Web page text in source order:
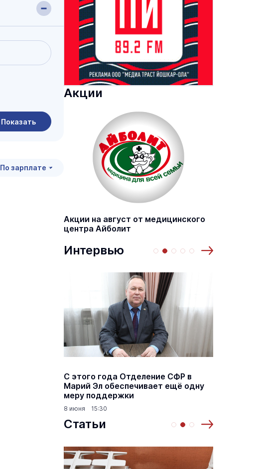
Показать
По зарплате
Акции
Акции на август от медицинского
центра Айболит
Интервью
С этого года Отделение СФР в
Марий Эл обеспечивает ещё одну
меру поддержки
8 июня 15:30
Статьи